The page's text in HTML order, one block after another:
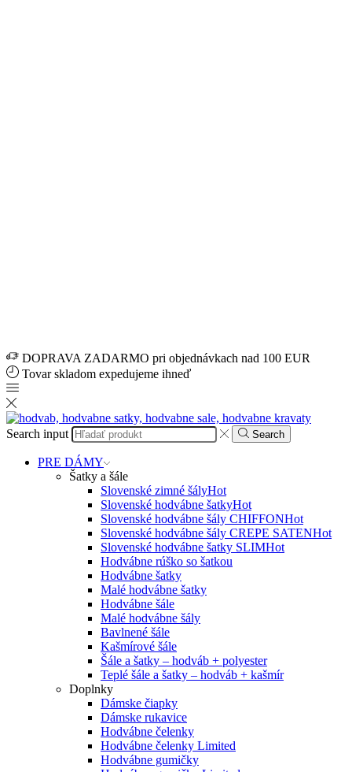
DOPRAVA ZADARMO pri objednávkach nad 100 EUR
Tovar skladom expedujeme ihneď
Search input Search
PRE DÁMY
Šatky a šále
Slovenské zimné šályHot
Slovenské hodvábne šatkyHot
Slovenské hodvábne šály CHIFFONHot
Slovenské hodvábne šály CREPE SATENHot
Slovenské hodvábne šatky SLIMHot
Hodvábne rúško so šatkou
Hodvábne šatky
Malé hodvábne šatky
Hodvábne šále
Malé hodvábne šály
Bavlnené šále
Kašmírové šále
Šále a šatky – hodváb + polyester
Teplé šále a šatky – hodváb + kašmír
Doplnky
Dámske čiapky
Dámske rukavice
Hodvábne čelenky
Hodvábne čelenky Limited
Hodvábne gumičky